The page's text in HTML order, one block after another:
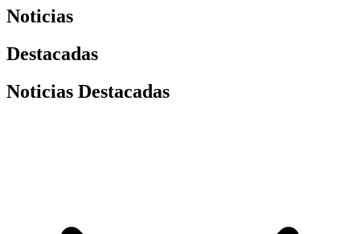
Noticias
Destacadas
Noticias Destacadas